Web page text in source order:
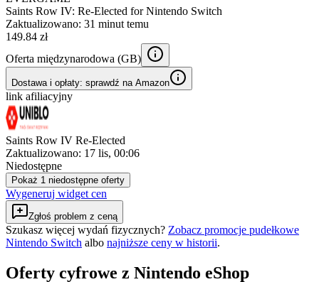
Saints Row IV: Re-Elected for Nintendo Switch
Zaktualizowano: 31 minut temu
149.84 zł
Oferta międzynarodowa (GB)
Dostawa i opłaty: sprawdź na Amazon
link afiliacyjny
Saints Row IV Re-Elected
Zaktualizowano: 17 lis, 00:06
Niedostępne
Pokaż 1 niedostępne oferty
Wygeneruj widget cen
Zgłoś problem z ceną
Szukasz więcej wydań fizycznych? Zobacz promocje pudełkowe
Nintendo Switch albo najniższe ceny w historii.
Oferty cyfrowe z Nintendo eShop